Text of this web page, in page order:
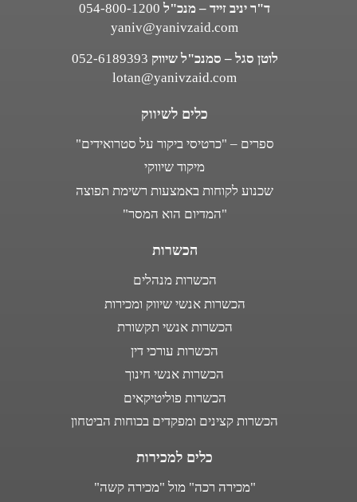
ד"ר יניב זייד – מנכ"ל 054-800-1200
yaniv@yanivzaid.com
לוטן סגל – סמנכ"ל שיווק 052-6189393
lotan@yanivzaid.com
כלים לשיווק
ספרים – "כרטיסי ביקור על סטרואידים"
מיקוד שיווקי
שכנוע לקוחות באמצעות רשימת תפוצה
"המדיום הוא המסר"
הכשרות
הכשרות מנהלים
הכשרות אנשי שיווק ומכירות
הכשרות אנשי תקשורת
הכשרות עורכי דין
הכשרות אנשי חינוך
הכשרות פוליטיקאים
הכשרות קצינים ומפקדים בכוחות הביטחון
כלים למכירות
"מכירה רכה" מול "מכירה קשה"